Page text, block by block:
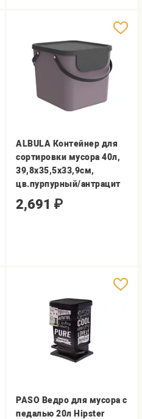
ALBULA Контейнер для
сортировки мусора 40л,
39,8х35,5х33,9см,
цв.пурпурный/антрацит
2,691 ₽
PASO Ведро для мусора с
педалью 20л Hipster